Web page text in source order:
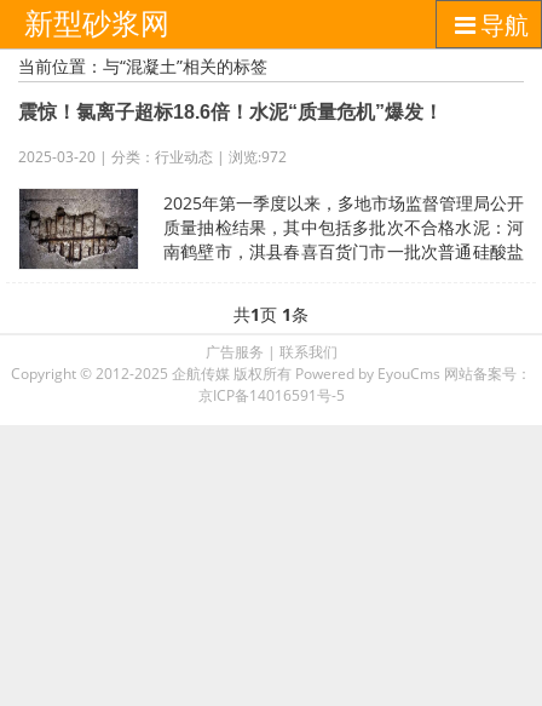
新型砂浆网 导航
当前位置：与“混凝土”相关的标签
震惊！氯离子超标18.6倍！水泥“质量危机”爆发！
2025-03-20 | 分类：行业动态 | 浏览:972
2025年第一季度以来，多地市场监督管理局公开
质量抽检结果，其中包括多批次不合格水泥：河
南鹤壁市，淇县春喜百货门市一批次普通硅酸盐
共1页 1条
广告服务 | 联系我们
Copyright © 2012-2025 企航传媒 版权所有 Powered by EyouCms 网站备案号：
京ICP备14016591号-5